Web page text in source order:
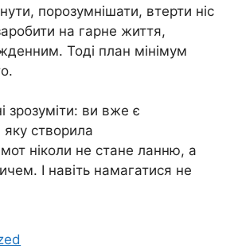
порозумнішати, втерти ніс
на гарне життя,
Тоді план мінімум
зрозуміти: ви вже є
створила
ніколи не стане ланню, а
І навіть намагатися не